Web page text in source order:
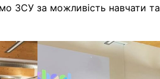
ЗСУ за можливість навчати та